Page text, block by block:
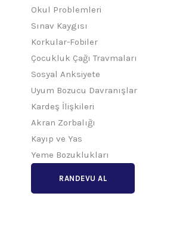
Okul Problemleri
Sınav Kaygısı
Korkular-Fobiler
Çocukluk Çağı Travmaları
Sosyal Anksiyete
Uyum Bozucu Davranışlar
Kardeş İlişkileri
Akran Zorbalığı
Kayıp ve Yas
Yeme Bozuklukları
RANDEVU AL